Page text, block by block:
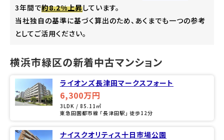
3年間で約8.2%上昇しています。
当社独自の基準に基づく算出のため、あくまでも一つの参考
としてご活用ください。
横浜市緑区の新着中古マンション
ライオンズ長津田マークスフォート
6,300万円
3LDK / 85.11㎡
東急田園都市線 「長津田駅」 徒歩12分
ナイスクオリティス十日市場公園